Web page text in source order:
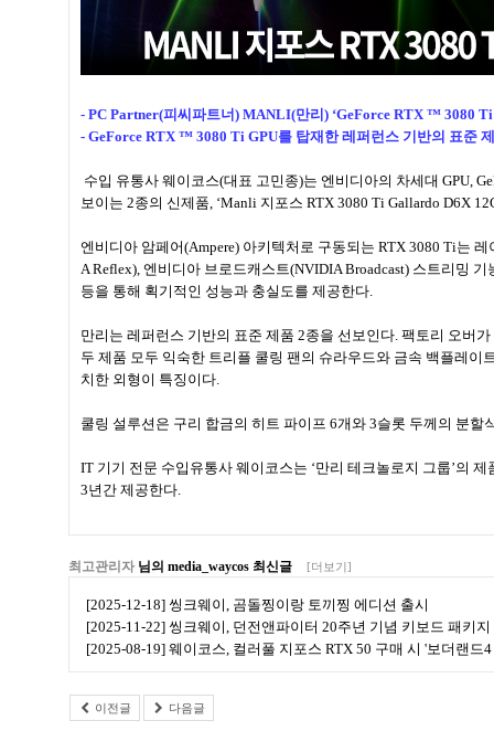
- PC Partner(피씨파트너) MANLI(만리) ‘GeForce RTX ™ 3080
- GeForce RTX ™ 3080 Ti GPU를 탑재한 레퍼런스 기반의 표준
수입 유통사 웨이코스(대표 고민종)는 엔비디아의 차세대 GPU,
보이는 2종의 신제품, ‘Manli 지포스 RTX 3080 Ti Gallardo D6X
엔비디아 암페어(Ampere) 아키텍처로 구동되는 RTX 3080 Ti는
A Reflex), 엔비디아 브로드캐스트(NVIDIA Broadcast) 스트리밍
등을 통해 획기적인 성능과 충실도를 제공한다.
만리는 레퍼런스 기반의 표준 제품 2종을 선보인다. 팩토리 오버
두 제품 모두 익숙한 트리플 쿨링 팬의 슈라우드와 금속 백플레
치한 외형이 특징이다.
쿨링 설루션은 구리 합금의 히트 파이프 6개와 3슬롯 두께의 분
IT 기기 전문 수입유통사 웨이코스는 ‘만리 테크놀로지 그룹’의
3년간 제공한다.
최고관리자 님의 media_waycos 최신글 [더보기]
[2025-12-18] 씽크웨이, 곰돌찡이랑 토끼찡 에디션 출시
[2025-11-22] 씽크웨이, 던전앤파이터 20주년 기념 키보드 패키지
[2025-08-19] 웨이코스, 컬러풀 지포스 RTX 50 구매 시 '보더랜드
이전글 다음글